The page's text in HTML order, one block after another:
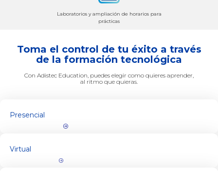
Laboratorios y ampliación de horarios para
prácticas
Toma el control de tu éxito a través
de la formación tecnológica
Con Adistec Education, puedes elegir como quieres aprender,
al ritmo que quieras.
Presencial
Virtual